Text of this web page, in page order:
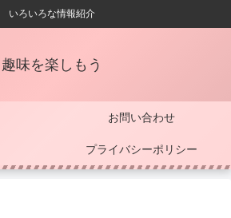
いろいろな情報紹介
趣味を楽しもう
お問い合わせ
プライバシーポリシー